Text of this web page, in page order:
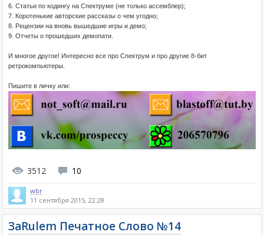
6. Статьи по кодингу на Спектруме (не только ассемблер);
7. Коротенькие авторские рассказы о чем угодно;
8. Рецензии на вновь вышедшие игры и демо;
9. Отчеты о прошедших демопати.
И многое другое! Интересно все про Спектрум и про другие 8-бит
ретрокомпьютеры.
Пишите в личку или:
3512 10
wbr
11 сентября 2015, 22:28
ЗаRulem Печатное Слово №14